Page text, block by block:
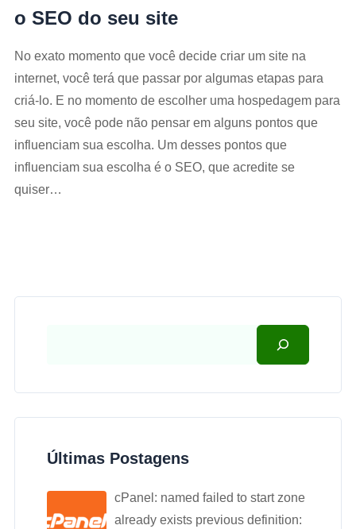
o SEO do seu site
No exato momento que você decide criar um site na
internet, você terá que passar por algumas etapas para
criá-lo. E no momento de escolher uma hospedagem para
seu site, você pode não pensar em alguns pontos que
influenciam sua escolha. Um desses pontos que
influenciam sua escolha é o SEO, que acredite se
quiser…
Últimas Postagens
cPanel: named failed to start zone
already exists previous definition: